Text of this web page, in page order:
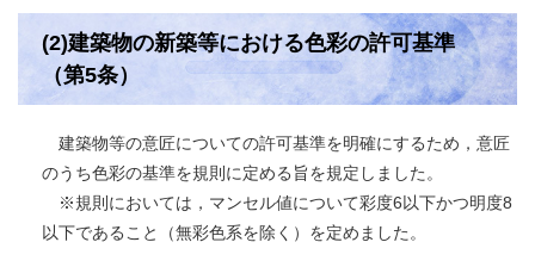
(2)建築物の新築等における色彩の許可基準
（第5条）
建築物等の意匠についての許可基準を明確にするため，意匠
のうち色彩の基準を規則に定める旨を規定しました。
※規則においては，マンセル値について彩度6以下かつ明度8
以下であること（無彩色系を除く）を定めました。